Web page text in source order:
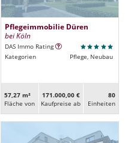
Pflegeimmobilie Düren
bei Köln
DAS Immo Rating
Kategorien
Pflege, Neubau
57,27 m²
Fläche von
171.000,00 €
Kaufpreise ab
80
Ein­heiten